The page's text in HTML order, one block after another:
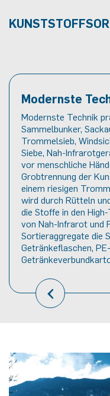
Modernste
Modernste Technik
Sammelbunker,
Trommelsieb,
Siebe, Nah-
vor menschliche
Grobtrennung der
einem riesigen
wird durch Rütteln
die Stoffe in den
von Nah-Infrarot und
Sortieraggregate die
Getränkeflaschen,
‹